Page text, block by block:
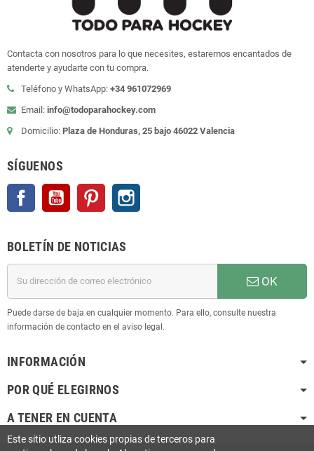
Contacta con nosotros para lo que necesites, estaremos encantados de
atenderte y ayudarte con tu compra.
Teléfono y WhatsApp: +34 961072969
Email: info@todoparahockey.com
Domicilio: Plaza de Honduras, 25 bajo 46022 Valencia
SÍGUENOS
Facebook YouTube Pinterest
BOLETÍN DE NOTICIAS
OK
Puede darse de baja en cualquier momento. Para ello, consulte nuestra
información de contacto en el aviso legal.
INFORMACIÓN
POR QUÉ ELEGIRNOS
A TENER EN CUENTA
Este sitio utliza cookies propias de terceros para